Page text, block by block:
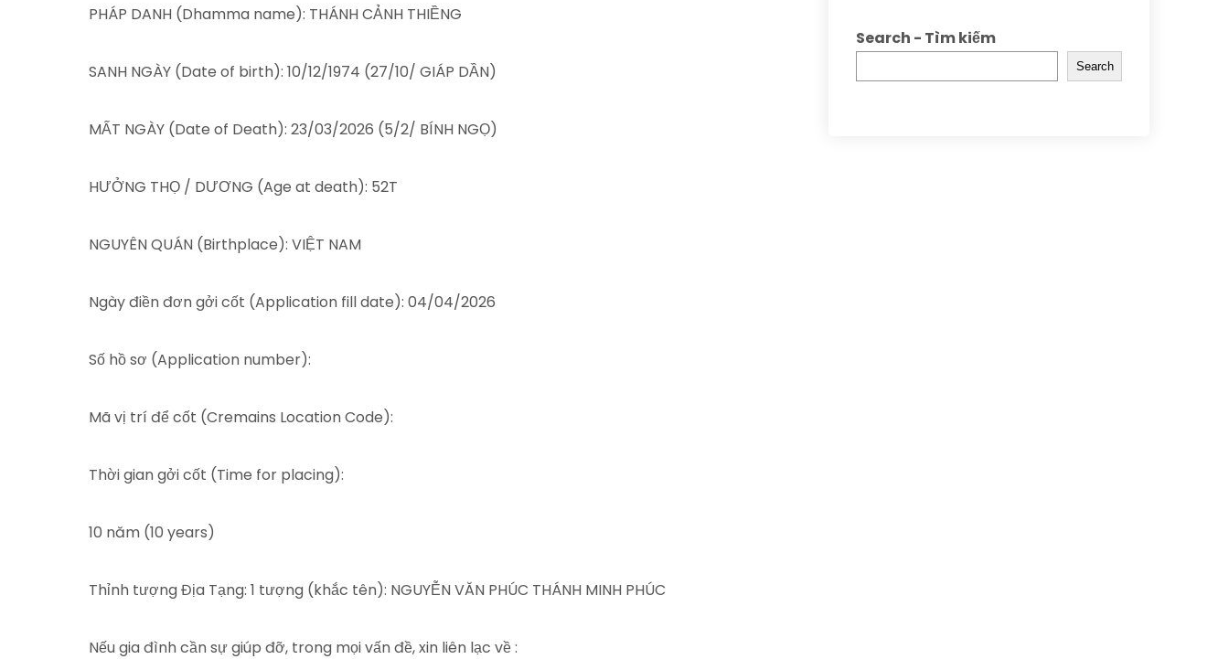
PHÁP DANH (Dhamma name): THÁNH CẢNH THIỀNG
SANH NGÀY (Date of birth): 10/12/1974 (27/10/ GIÁP DẦN)
MẤT NGÀY (Date of Death): 23/03/2026 (5/2/ BÍNH NGỌ)
HƯỞNG THỌ / DƯƠNG (Age at death): 52T
NGUYÊN QUÁN (Birthplace): VIỆT NAM
Ngày điền đơn gởi cốt (Application fill date): 04/04/2026
Số hồ sơ (Application number):
Mã vị trí để cốt (Cremains Location Code):
Thời gian gởi cốt (Time for placing):
10 năm (10 years)
Thỉnh tượng Địa Tạng: 1 tượng (khắc tên): NGUYỄN VĂN PHÚC THÁNH MINH PHÚC
Nếu gia đình cần sự giúp đỡ, trong mọi vấn đề, xin liên lạc về :
Search - Tìm kiếm
Search